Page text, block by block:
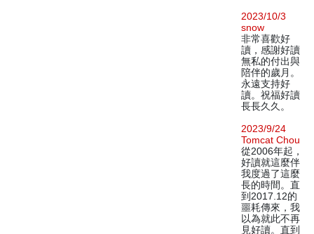
2023/10/3
snow
非常喜歡好
讀，感謝好讀
無私的付出與
陪伴的歲月。
永遠支持好
讀。祝福好讀
長長久久。
2023/9/24
Tomcat Chou
從2006年起，
好讀就這麼伴
我度過了這麼
長的時間。直
到2017.12的
噩耗傳來，我
以為就此不再
見好讀。直到